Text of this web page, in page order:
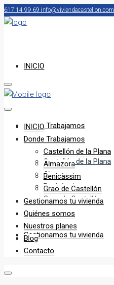
617 14 99 69 info@viviendacastellon.com
INICIO
Donde Trabajamos
Castellón de la Plana
Almazora
Benicàssim
Grao de Castellón
Gestionamos tu vivienda
INICIO
Donde Trabajamos
Castellón de la Plana
Almazora
Benicàssim
Grao de Castellón
Gestionamos tu vivienda
Quiénes somos
Nuestros planes
Blog
Contacto